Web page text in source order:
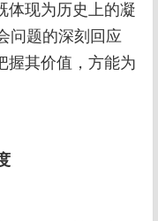
体现为历史上的凝
问题的深刻回应
握其价值，方能为